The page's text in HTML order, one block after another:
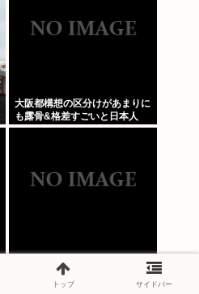
大阪都構想の区分けがあまりに
も露骨&格差すごいと日本人
菊池、マレーシアに移住
トップ サイドバー